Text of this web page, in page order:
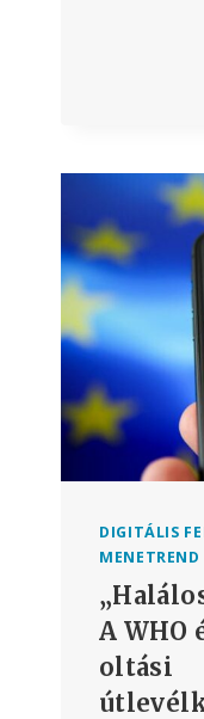
DIGITÁLIS
MENETREND
A WHO
oltási